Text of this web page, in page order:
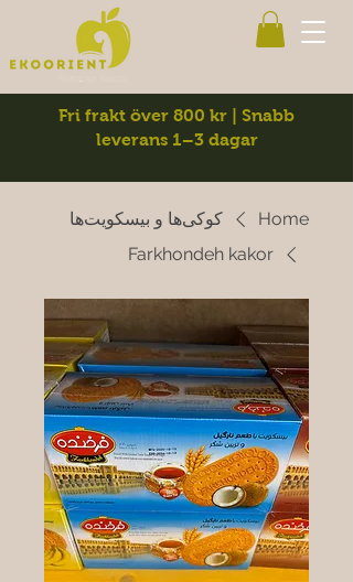
Fri frakt över 800 kr | Snabb
leverans 1–3 dagar
Home
کوکی‌ها و بیسکویت‌ها
Farkhondeh kakor